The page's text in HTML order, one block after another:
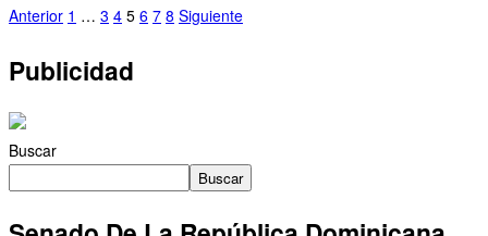
Anterior 1 … 3 4 5 6 7 8 Siguiente
Publicidad
Buscar
Buscar